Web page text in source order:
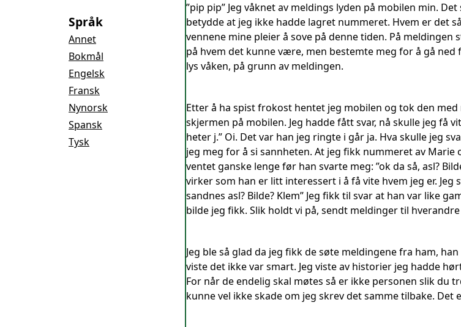
Språk
Annet
Bokmål
Engelsk
Fransk
Nynorsk
Spansk
Tysk
”pip pip” Jeg våknet av meldings lyden på mobilen min.
betydde at jeg ikke hadde lagret nummeret. Hvem er det
vennene mine pleier å sove på denne tiden. På meldingen
på hvem det kunne være, men bestemte meg for å gå ned
lys våken, på grunn av meldingen.
Etter å ha spist frokost hentet jeg mobilen og tok den
skjermen på mobilen. Jeg hadde fått svar, nå skulle jeg få
heter j.” Oi. Det var han jeg ringte i går ja. Hva skulle jeg
jeg meg for å si sannheten. At jeg fikk nummeret av
ventet ganske lenge før han svarte meg: ”ok da så, asl?
virker som han er litt interessert i å få vite hvem jeg er. Jeg
sandnes asl? Bilde? Klem” Jeg fikk til svar at han var like
bilde jeg fikk. Slik holdt vi på, sendt meldinger til
Jeg ble så glad da jeg fikk de søte meldingene fra ham,
viste det ikke var smart. Jeg viste av historier jeg hadde
For når de endelig skal møtes så er ikke personen slik du
kunne vel ikke skade om jeg skrev det samme tilbake.